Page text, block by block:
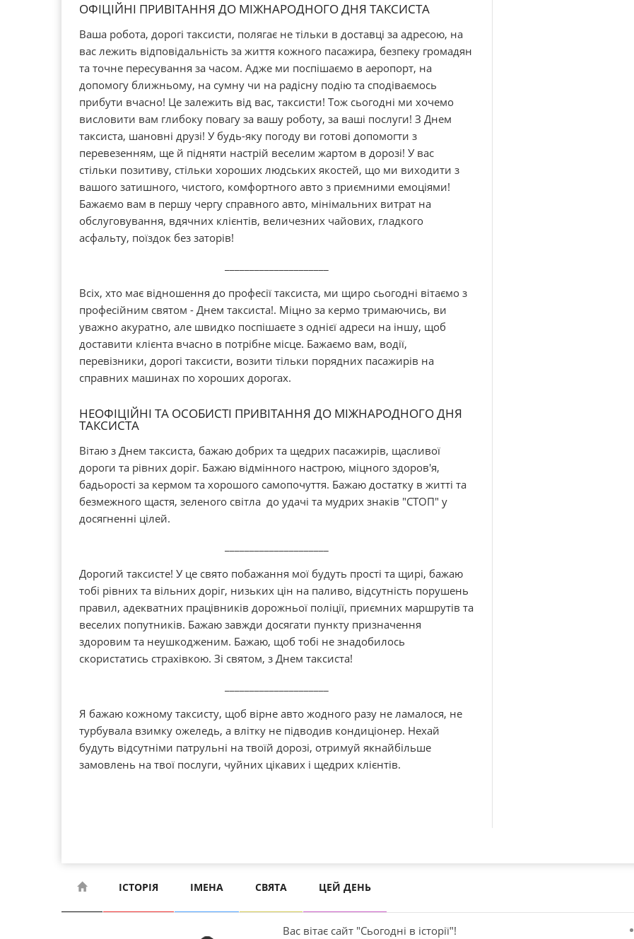
ОФІЦІЙНІ ПРИВІТАННЯ ДО МІЖНАРОДНОГО ДНЯ ТАКСИСТА
Ваша робота, дорогі таксисти, полягає не тільки в доставці за адресою, на
вас лежить відповідальність за життя кожного пасажира, безпеку громадян
та точне пересування за часом. Адже ми поспішаємо в аеропорт, на
допомогу ближньому, на сумну чи на радісну подію та сподіваємось
прибути вчасно! Це залежить від вас, таксисти! Тож сьогодні ми хочемо
висловити вам глибоку повагу за вашу роботу, за ваші послуги! З Днем
таксиста, шановні друзі! У будь-яку погоду ви готові допомогти з
перевезенням, ще й підняти настрій веселим жартом в дорозі! У вас
стільки позитиву, стільки хороших людських якостей, що ми виходити з
вашого затишного, чистого, комфортного авто з приємними емоціями!
Бажаємо вам в першу чергу справного авто, мінімальних витрат на
обслуговування, вдячних клієнтів, величезних чайових, гладкого
асфальту, поїздок без заторів!
Всіх, хто має відношення до професії таксиста, ми щиро сьогодні вітаємо з
професійним святом - Днем таксиста!. Міцно за кермо тримаючись, ви
уважно акуратно, але швидко поспішаєте з однієї адреси на іншу, щоб
доставити клієнта вчасно в потрібне місце. Бажаємо вам, водії,
перевізники, дорогі таксисти, возити тільки порядних пасажирів на
справних машинах по хороших дорогах.
НЕОФІЦІЙНІ ТА ОСОБИСТІ ПРИВІТАННЯ ДО МІЖНАРОДНОГО ДНЯ
ТАКСИСТА
Вітаю з Днем таксиста, бажаю добрих та щедрих пасажирів, щасливої
дороги та рівних доріг. Бажаю відмінного настрою, міцного здоров'я,
бадьорості за кермом та хорошого самопочуття. Бажаю достатку в житті та
безмежного щастя, зеленого світла до удачі та мудрих знаків "СТОП" у
досягненні цілей.
Дорогий таксисте! У це свято побажання мої будуть прості та щирі, бажаю
тобі рівних та вільних доріг, низьких цін на паливо, відсутність порушень
правил, адекватних працівників дорожньої поліції, приємних маршрутів та
веселих попутників. Бажаю завжди досягати пункту призначення
здоровим та неушкодженим. Бажаю, щоб тобі не знадобилось
скористатись страхівкою. Зі святом, з Днем таксиста!
Я бажаю кожному таксисту, щоб вірне авто жодного разу не ламалося, не
турбувала взимку ожеледь, а влітку не підводив кондиціонер. Нехай
будуть відсутніми патрульні на твоїй дорозі, отримуй якнайбільше
замовлень на твої послуги, чуйних цікавих і щедрих клієнтів.
ІСТОРІЯ ІМЕНА СВЯТА ЦЕЙ ДЕНЬ
Вас вітає сайт "Сьогодні в історії"!